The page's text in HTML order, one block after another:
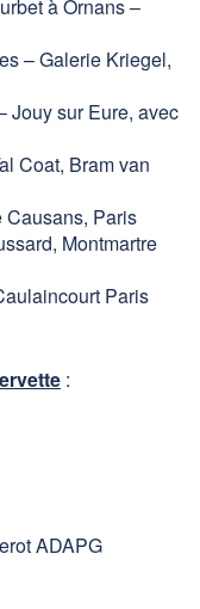
Ornans –
– Galerie Kriegel,
sur Eure, avec
Bram van
Paris
Montmartre
Paris
:
ADAPG